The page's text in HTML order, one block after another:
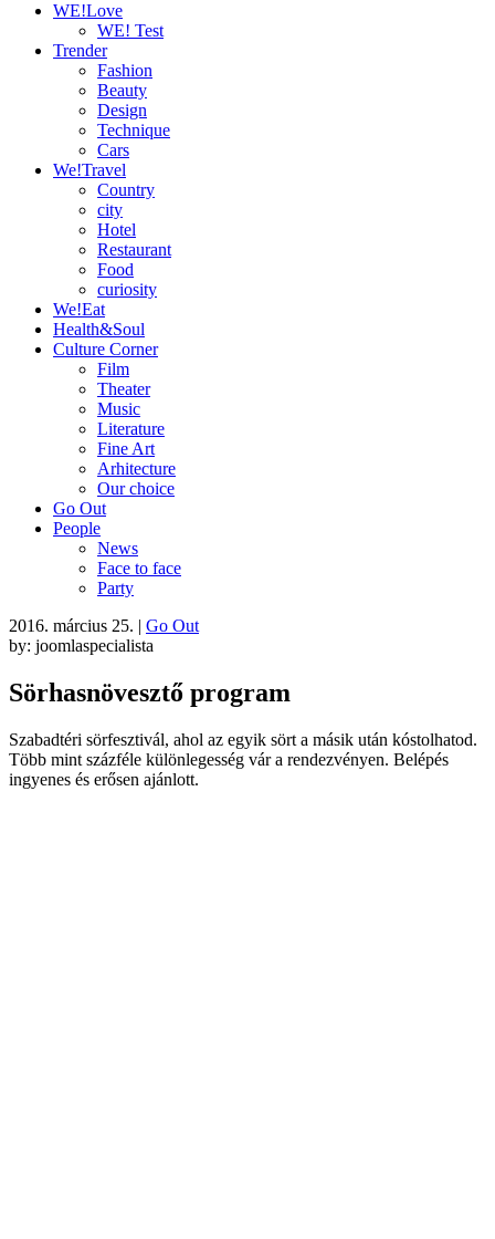
WE!Love
WE! Test
Trender
Fashion
Beauty
Design
Technique
Cars
We!Travel
Country
city
Hotel
Restaurant
Food
curiosity
We!Eat
Health&Soul
Culture Corner
Film
Theater
Music
Literature
Fine Art
Arhitecture
Our choice
Go Out
People
News
Face to face
Party
2016. március 25. | Go Out
by: joomlaspecialista
Sörhasnövesztő program
Szabadtéri sörfesztivál, ahol az egyik sört a másik után kóstolhatod.
Több mint százféle különlegesség vár a rendezvényen. Belépés
ingyenes és erősen ajánlott.